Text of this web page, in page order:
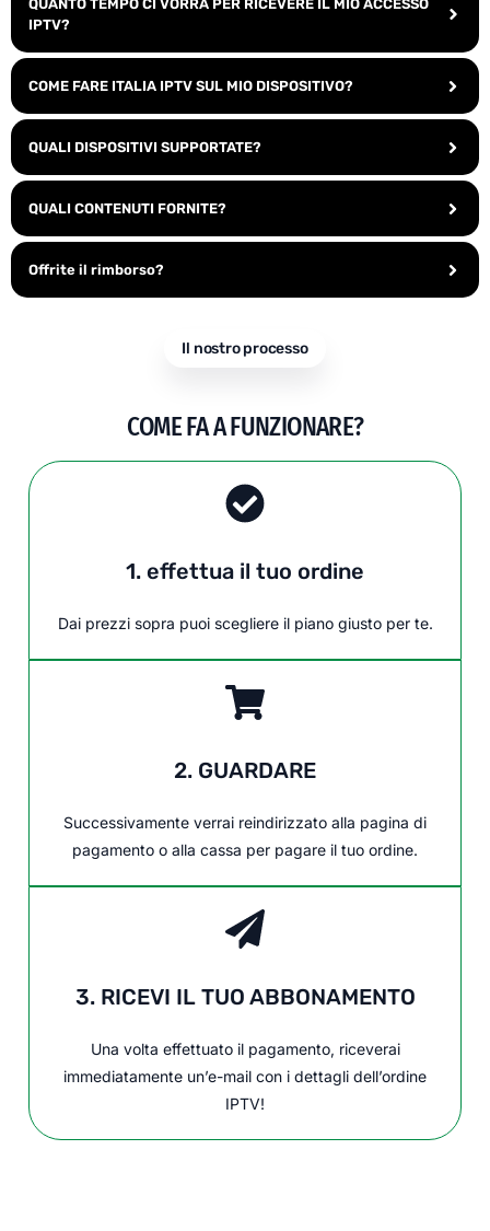
QUANTO TEMPO CI VORRÀ PER RICEVERE IL MIO ACCESSO
IPTV?
COME FARE ITALIA IPTV SUL MIO DISPOSITIVO?
QUALI DISPOSITIVI SUPPORTATE?
QUALI CONTENUTI FORNITE?
Offrite il rimborso?
Il nostro processo
COME FA A FUNZIONARE?
1. effettua il tuo ordine
Dai prezzi sopra puoi scegliere il piano giusto per te.
2. GUARDARE
Successivamente verrai reindirizzato alla pagina di
pagamento o alla cassa per pagare il tuo ordine.
3. RICEVI IL TUO ABBONAMENTO
Una volta effettuato il pagamento, riceverai
immediatamente un’e-mail con i dettagli dell’ordine
IPTV!